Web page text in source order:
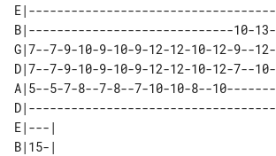
E|-----------------------------------
B|-----------------------------10-13-
G|7--7-9-10-9-10-9-12-12-10-12-9--12-
D|7--7-9-10-9-10-9-12-12-10-12-7--10-
A|5--5-7-8--7-8--7-10-10-8--10-------
D|-----------------------------------
E|---|
B|15-|